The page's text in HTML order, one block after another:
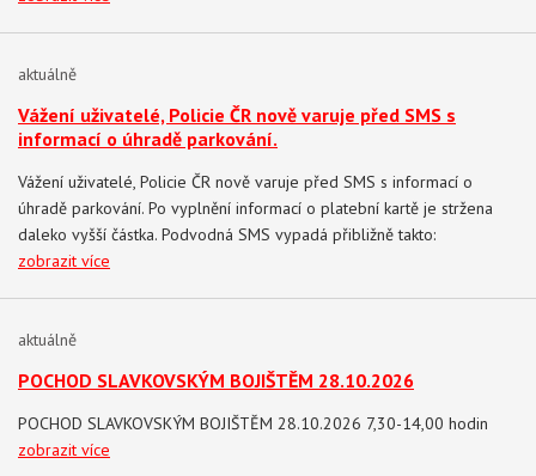
aktuálně
Vážení uživatelé, Policie ČR nově varuje před SMS s
informací o úhradě parkování.
Vážení uživatelé, Policie ČR nově varuje před SMS s informací o
úhradě parkování. Po vyplnění informací o platební kartě je stržena
daleko vyšší částka. Podvodná SMS vypadá přibližně takto:
zobrazit více
aktuálně
POCHOD SLAVKOVSKÝM BOJIŠTĚM 28.10.2026
POCHOD SLAVKOVSKÝM BOJIŠTĚM 28.10.2026 7,30-14,00 hodin
zobrazit více